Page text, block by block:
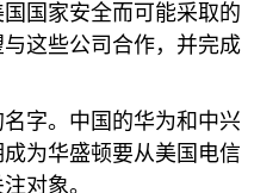
国家安全而可能采取的
这些公司合作，并完成
字。中国的华为和中兴
为华盛顿要从美国电信
对象。